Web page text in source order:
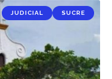
JUDICIAL SUCRE